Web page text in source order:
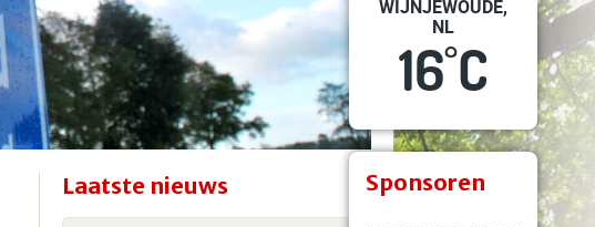
WIJNJEWOUDE,
NL
16°C
Sponsoren
Laatste nieuws